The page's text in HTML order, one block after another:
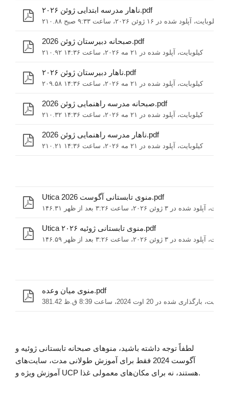
ناهار مدرسه ابتدایی ژوئن ۲۰۲۶.pdf
۲۱۰.۸۸ کیلوبایت، آپلود شده در ۱۶ ژوئن ۲۰۲۶، ساعت ۹:۳۳ صبح
صبحانه دبیرستان ژوئن 2026.pdf
۲۱۰.۹۲ کیلوبایت، آپلود شده در ۲۱ مه ۲۰۲۶، ساعت ۱۴:۳۶
ناهار دبیرستان ژوئن ۲۰۲۶.pdf
۲۰۹.۵۸ کیلوبایت، آپلود شده در ۲۱ مه ۲۰۲۶، ساعت ۱۴:۳۶
صبحانه مدرسه راهنمایی ژوئن 2026.pdf
۲۱۰.۳۲ کیلوبایت، آپلود شده در ۲۱ مه ۲۰۲۶، ساعت ۱۴:۳۶
ناهار مدرسه راهنمایی ژوئن 2026.pdf
۲۱۰.۲۱ کیلوبایت، آپلود شده در ۲۱ مه ۲۰۲۶، ساعت ۱۴:۳۶
Utica منوی تابستانی آگوست 2026.pdf
کیلوبایت، آپلود شده در ۳ ژوئن ۲۰۲۶، ساعت ۳:۲۶ بعد از ظهر
Utica منوی تابستانی ژوئیه ۲۰۲۶.pdf
کیلوبایت، آپلود شده در ۳ ژوئن ۲۰۲۶، ساعت ۳:۲۶ بعد از ظهر
منوی میان وعده.pdf
کیلوبایت، بارگذاری شده در 20 اوت 2024، ساعت 8:39 ق.ظ
لطفاً توجه داشته باشید، منوهای صبحانه تابستانی ژوئیه و
آگوست 2024 فقط برای آموزش طولانی مدت، سایت‌های
آموزش ویژه و UCP هستند، نه برای مکان‌های معمولی غذا.